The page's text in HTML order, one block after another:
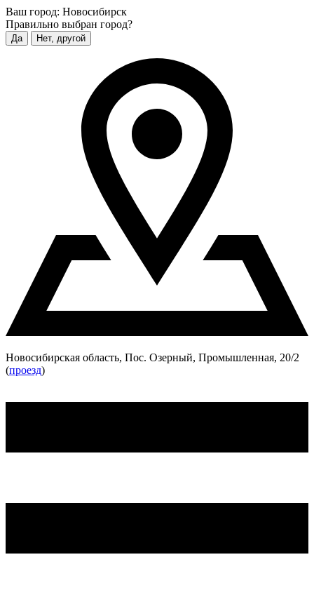
Ваш город: Новосибирск
Правильно выбран город?
Да Нет, другой
Новосибирская область, Пос. Озерный, Промышленная, 20/2
(проезд)